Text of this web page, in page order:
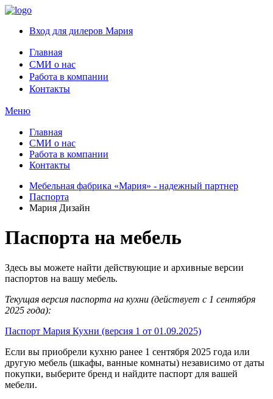
Вход для дилеров Мария
Главная
СМИ о нас
Работа в компании
Контакты
Меню
Главная
СМИ о нас
Работа в компании
Контакты
Мебельная фабрика «Мария» - надежный партнер
Паспорта
Мария Дизайн
Паспорта на мебель
Здесь вы можете найти действующие и архивные версии
паспортов на вашу мебель.
Текущая версия паспорта на кухни (действует с 1 сентября
2025 года):
Паспорт Мария Кухни (версия 1 от 01.09.2025)
Если вы приобрели кухню ранее 1 сентября 2025 года или
другую мебель (шкафы, ванные комнаты) независимо от даты
покупки, выберите бренд и найдите паспорт для вашей
мебели.